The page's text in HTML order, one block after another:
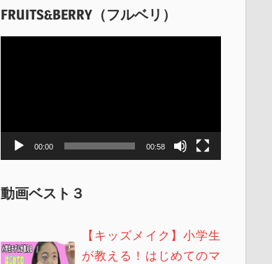
FRUITS&BERRY（フルベリ）
00:00 00:58
動画ベスト３
【キッズメイク】小学生
が教える！はじめてのマ